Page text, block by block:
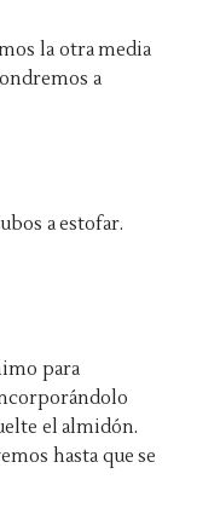
la otra media
a
a estofar.
para
el almidón.
hasta que se